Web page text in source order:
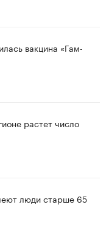
вакцина «Гам-
растет число
люди старше 65